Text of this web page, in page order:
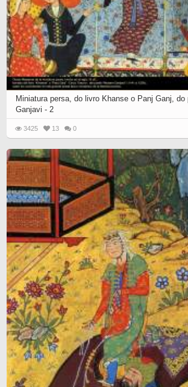
Miniatura persa, do livro Khanse o Panj Ganj, do
Ganjavi - 2
3425 13 0